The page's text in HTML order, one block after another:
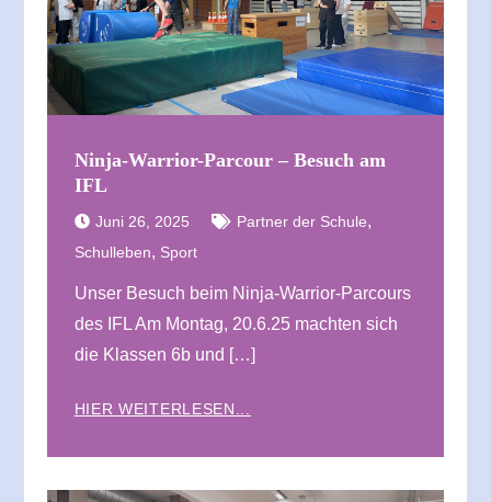
Ninja-Warrior-Parcour – Besuch am
IFL
Juni 26, 2025 Partner der Schule,
Schulleben, Sport
Unser Besuch beim Ninja-Warrior-Parcours
des IFL Am Montag, 20.6.25 machten sich
die Klassen 6b und […]
HIER WEITERLESEN...